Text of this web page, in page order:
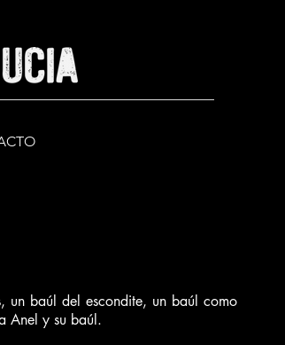
un baúl del escondite, un baúl como
Anel y su baúl.